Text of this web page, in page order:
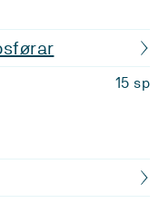
15 sp